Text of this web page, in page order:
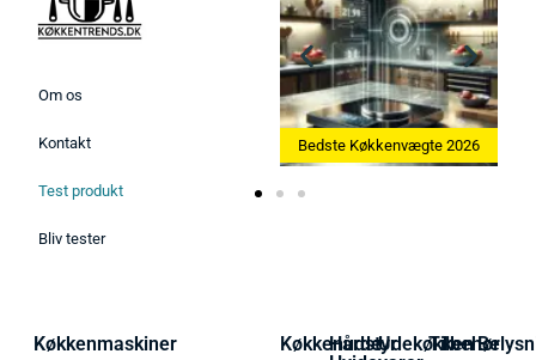
Om os
Kontakt
Test produkt
Bliv tester
Bedste Ismaskine 2026 Bedste Køkkenvægte 2026
Køkkenmaskiner Køkkenudstyr
HårdeUdekøkken
Tilbehør